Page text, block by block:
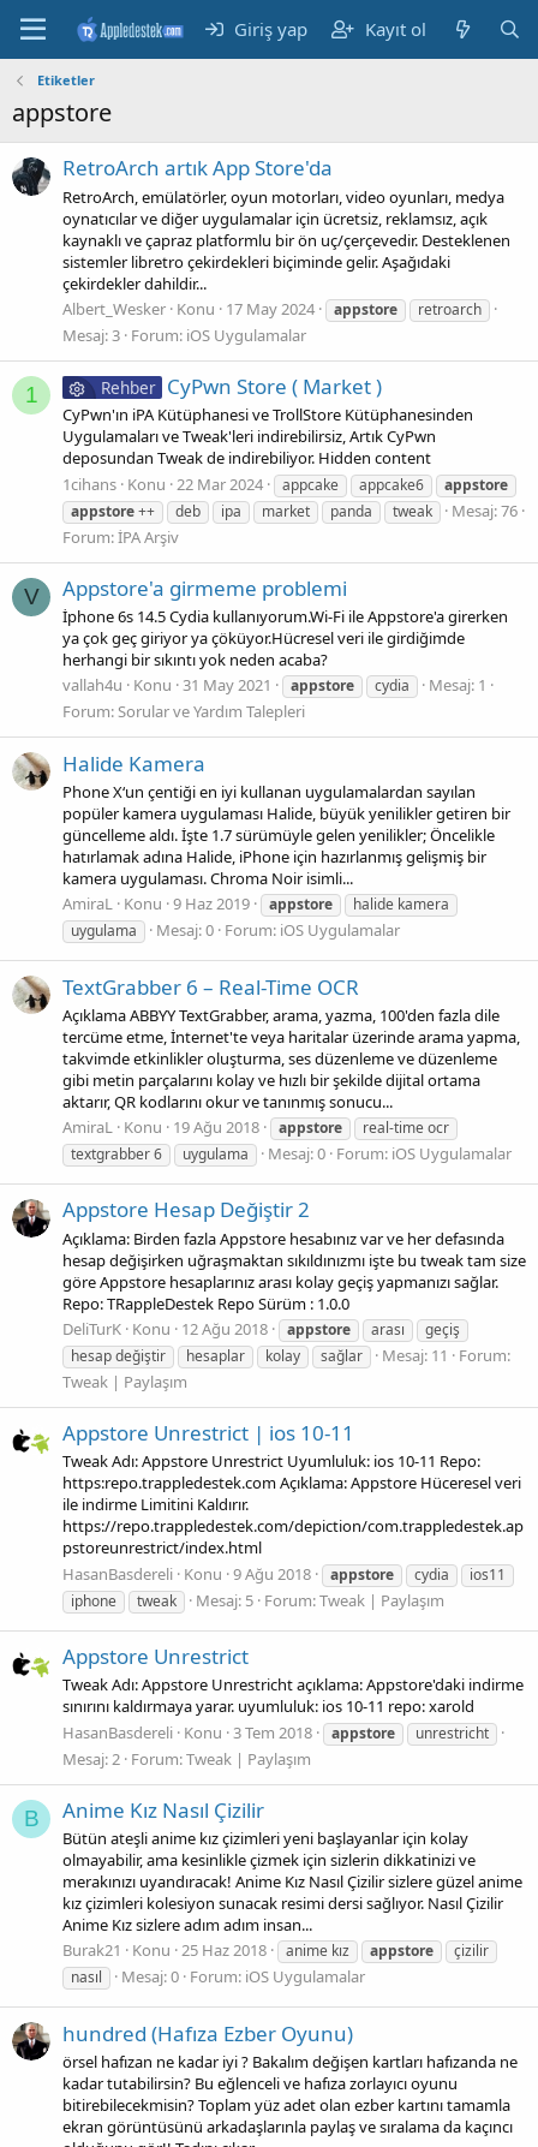
Giriş yap Kayıt ol
Etiketler
appstore
RetroArch artık App Store'da
RetroArch, emülatörler, oyun motorları, video oyunları, medya
oynatıcılar ve diğer uygulamalar için ücretsiz, reklamsız, açık
kaynaklı ve çapraz platformlu bir ön uç/çerçevedir. Desteklenen
sistemler libretro çekirdekleri biçiminde gelir. Aşağıdaki
çekirdekler dahildir...
Albert_Wesker Konu 17 May 2024 appstore retroarch
Mesaj: 3 Forum: iOS Uygulamalar
1 Rehber CyPwn Store ( Market )
CyPwn'ın iPA Kütüphanesi ve TrollStore Kütüphanesinden
Uygulamaları ve Tweak'leri indirebilirsiz, Artık CyPwn
deposundan Tweak de indirebiliyor. Hidden content
1cihans Konu 22 Mar 2024 appcake appcake6
appstore
appstore++ deb ipa market panda tweak
Mesaj: 76
Forum:İPA Arşiv
V Appstore'a girmeme problemi
İphone 6s 14.5 Cydia kullanıyorum.Wi-Fi ile Appstore'a girerken
ya çok geç giriyor ya çöküyor.Hücresel veri ile girdiğimde
herhangi bir sıkıntı yok neden acaba?
vallah4u
Konu 31 May 2021 appstore cydia
Mesaj: 1
Forum:Sorular ve Yardım Talepleri
Halide Kamera
Phone X‘un çentiği en iyi kullanan uygulamalardan sayılan
popüler kamera uygulaması Halide, büyük yenilikler getiren bir
güncelleme aldı. İşte 1.7 sürümüyle gelen yenilikler; Öncelikle
hatırlamak adına Halide, iPhone için hazırlanmış gelişmiş bir
kamera uygulaması. Chroma Noir isimli...
AmiraL Konu 9 Haz 2019 appstore
halide kamera
uygulama
Mesaj: 0 Forum: iOS Uygulamalar
TextGrabber 6 – Real-Time OCR
Açıklama ABBYY TextGrabber, arama, yazma, 100'den fazla dile
tercüme etme, İnternet'te veya haritalar üzerinde arama yapma,
takvimde etkinlikler oluşturma, ses düzenleme ve düzenleme
gibi metin parçalarını kolay ve hızlı bir şekilde dijital ortama
aktarır, QR kodlarını okur ve tanınmış sonucu...
AmiraL Konu 19 Ağu 2018 appstore
real-time ocr
textgrabber 6
uygulama Mesaj: 0 Forum: iOS Uygulamalar
Appstore Hesap Değiştir 2
Açıklama: Birden fazla Appstore hesabınız var ve her defasında
hesap değişirken uğraşmaktan sıkıldınızmı işte bu tweak tam size
göre Appstore hesaplarınız arası kolay geçiş yapmanızı sağlar.
Repo: TRappleDestek Repo Sürüm : 1.0.0
DeliTurK Konu 12 Ağu 2018 appstore arası
geçiş
hesap değiştir
hesaplar kolay sağlar Mesaj: 11
Forum:
Tweak | Paylaşım
Appstore Unrestrict | ios 10-11
Tweak Adı: Appstore Unrestrict Uyumluluk: ios 10-11 Repo:
https:repo.trappledestek.com Açıklama: Appstore Hüceresel veri
ile indirme Limitini Kaldırır.
https://repo.trappledestek.com/depiction/com.trappledestek.ap
pstoreunrestrict/index.html
HasanBasdereli Konu 9 Ağu 2018 appstore cydia
ios11
iphone
tweak Mesaj: 5 Forum:Tweak | Paylaşım
Appstore Unrestrict
Tweak Adı: Appstore Unrestricht açıklama: Appstore'daki indirme
sınırını kaldırmaya yarar. uyumluluk: ios 10-11 repo: xarold
HasanBasdereli Konu 3 Tem 2018 appstore unrestricht
Mesaj: 2 Forum:Tweak | Paylaşım
B Anime Kız Nasıl Çizilir
Bütün ateşli anime kız çizimleri yeni başlayanlar için kolay
olmayabilir, ama kesinlikle çizmek için sizlerin dikkatinizi ve
merakınızı uyandıracak! Anime Kız Nasıl Çizilir sizlere güzel anime
kız çizimleri kolesiyon sunacak resimi dersi sağlıyor. Nasıl Çizilir
Anime Kız sizlere adım adım insan...
Burak21
Konu 25 Haz 2018 anime kız appstore
çizilir
nasıl
Mesaj: 0 Forum: iOS Uygulamalar
hundred (Hafıza Ezber Oyunu)
örsel hafızan ne kadar iyi ? Bakalım değişen kartları hafızanda ne
kadar tutabilirsin? Bu eğlenceli ve hafıza zorlayıcı oyunu
bitirebilecekmisin? Toplam yüz adet olan ezber kartını tamamla
ekran görüntüsünü arkadaşlarınla paylaş ve sıralama da kaçıncı